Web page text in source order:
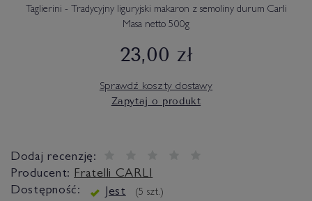
Taglierini - Tradycyjny liguryjski makaron z semoliny durum Carli
Masa netto 500g
23,00 zł
Sprawdź koszty dostawy
Zapytaj o produkt
Dodaj recenzję:
Producent: Fratelli CARLI
Dostępność:
Jest (5 szt.)